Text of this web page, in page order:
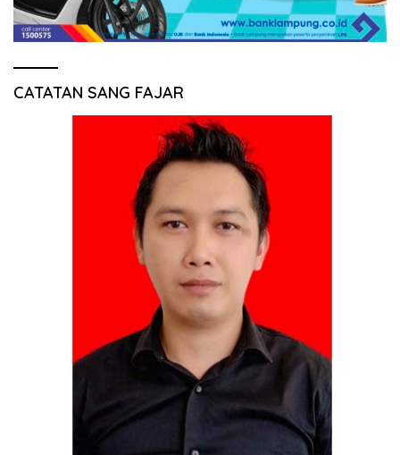
CATATAN SANG FAJAR